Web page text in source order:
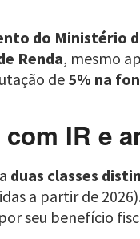
do Ministério
Renda, mesmo
de 5% na
IR e
duas classes
a partir de
seu benefício